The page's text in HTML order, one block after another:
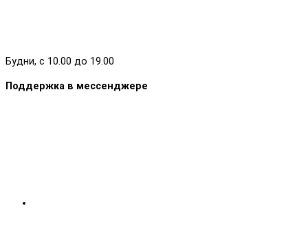
Будни, с 10.00 до 19.00
Поддержка в мессенджере